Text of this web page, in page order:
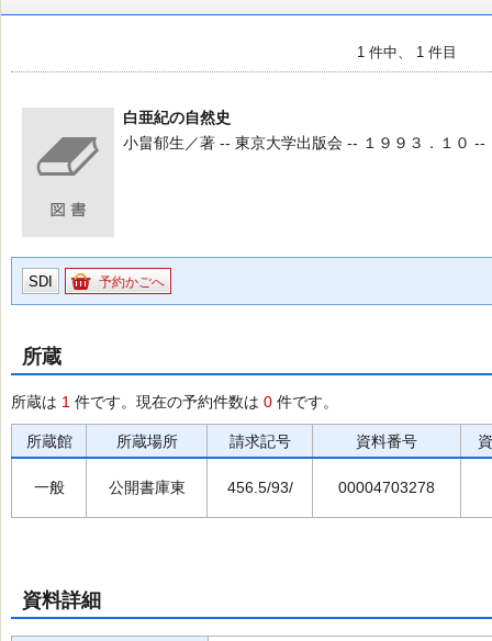
1 件中、 1 件目
白亜紀の自然史
小畠郁生／著 -- 東京大学出版会 -- １９９３．１０ --
SDI 予約かごへ
所蔵
所蔵は 1 件です。現在の予約件数は 0 件です。
所蔵館 所蔵場所 請求記号 資料番号
一般 公開書庫東 456.5/93/ 00004703278
資料詳細